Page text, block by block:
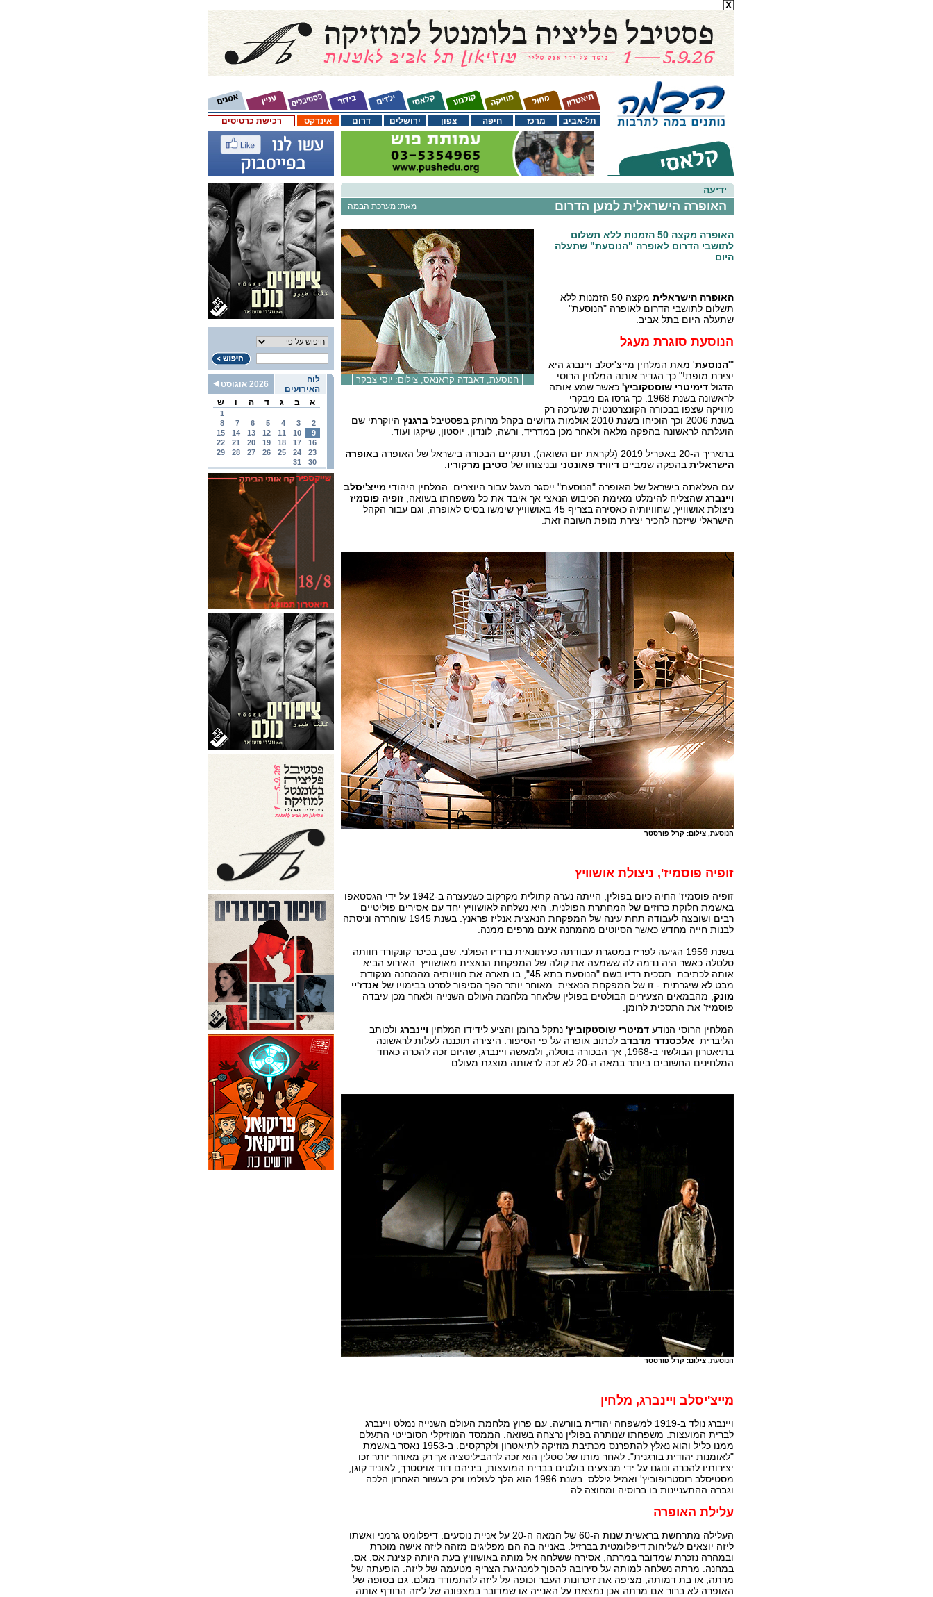
רכישת כרטיסים אינדקס דרום ירושלים צפון חיפה מרכז תל-אביב
לוח
האירועים
2026 אוגוסט
א
ב ג ד ה ו ש
1
2
3
4
5
6
7
8
9
10
11
12
13
14
15
16
17
18
19
20
21
22
23
24
25
26
27
28
29
30
31
ידיעה
מאת: מערכת הבמה האופרה הישראלית למען הדרום
הנוסעת, דאבדה קראנאס, צילום: יוסי צבקר
האופרה מקצה 50 הזמנות ללא תשלום
לתושבי הדרום לאופרה "הנוסעת" שתעלה
היום
האופרה הישראלית
מקצה 50 הזמנות ללא
תשלום לתושבי הדרום לאופרה "הנוסעת"
שתעלה היום בתל אביב.
הנוסעת סוגרת מעגל
"'הנוסעת' מאת המלחין מייצ'יסלב ויינברג היא
יצירת מופת!" כך הגדיר אותה המלחין הרוסי
הדגול דימיטרי שוסטקוביץ' כאשר שמע אותה
לראשונה בשנת 1968. כך גרסו גם מבקרי
מוזיקה שצפו בבכורה הקונצרטנטית שנערכה רק
בשנת 2006 וכך הוכיחו בשנת 2010 אולמות גדושים בקהל מרותק בפסטיבל
ברגנץ היוקרתי שם
הועלתה לראשונה בהפקה מלאה ולאחר מכן במדריד, ורשה, לונדון, יוסטון, שיקגו ועוד.
בתאריך ה-20 באפריל 2019 (לקראת יום השואה), תתקיים הבכורה בישראל של האופרה ב
אופרה
הישראלית בהפקה שמביים דיוויד פאונטני ובניצוחו של סטיבן מרקוריו
עם העלאתה בישראל של האופרה "הנוסעת" ייסגר מעגל עבור היוצרים: המלחין היהודי מייצ'יסלב
ויינברג שהצליח להימלט מאימת הכיבוש הנאצי אך איבד את כל משפחתו בשואה, זופיה פוסמיז
ניצולת אושוויץ, שחוויותיה כאסירה בצריף 45 באושוויץ שימשו בסיס לאופרה, וגם עבור הקהל
הישראלי שיזכה להכיר יצירת מופת חשובה זאת.
הנוסעת, צילום: קרל פורסטר
זופיה פוסמיז', ניצולת אושוויץ
זופיה פוסמיז' החיה כיום בפולין, הייתה נערה קתולית מקרקוב כשנעצרה ב-1942 על ידי הגסטאפו
באשמת חלוקת כרוזים של המחתרת הפולנית. היא נשלחה לאושוויץ יחד עם אסירים פוליטיים
רבים ושובצה לעבודה תחת עינה של המפקחת הנאצית אנליז פראנץ. בשנת 1945 שוחררה וניסתה
לבנות חייה מחדש כאשר הסיוטים מהמחנה אינם מרפים ממנה.
בשנת 1959 הגיעה לפריז במסגרת עבודתה כעיתונאית ברדיו הפולני. שם, בכיכר קונקורד חוותה
טלטלה כאשר היה נדמה לה ששמעה את קולה של המפקחת הנאצית מאושוויץ. האירוע הביא
אותה לכתיבת תסכית רדיו בשם "הנוסעת בתא 45", בו תארה את חוויותיה מהמחנה מנקודת
מבט לא שיגרתית - זו של המפקחת הנאצית. מאוחר יותר הפך הסיפור לסרט בבימויו של אנדז'יי
מונק , מהבמאים הצעירים הבולטים בפולין שלאחר מלחמת העולם השנייה ולאחר מכן עיבדה
פוסמיז' את התסכית לרומן.
המלחין הרוסי הנודע דמיטרי שוסטקוביץ' נתקל ברומן והציע לידידו המלחין ויינברג ולכותב
הליברית אלכסנדר מדבדב לכתוב אופרה על פי הסיפור. היצירה תוכננה לעלות לראשונה
בתיאטרון הבולשוי ב-1968, אך הבכורה בוטלה, ולמעשה ויינברג, שהיום זכה להכרה כאחד
המלחינים החשובים ביותר במאה ה-20 לא זכה לראותה מוצגת מעולם.
הנוסעת, צילום: קרל פורסטר
מייצ'יסלב ויינברג, מלחין
ויינברג נולד ב-1919 למשפחה יהודית בוורשה. עם פרוץ מלחמת העולם השנייה נמלט ויינברג
לברית המועצות. משפחתו שנותרה בפולין נרצחה בשואה. הממסד המוזיקלי הסובייטי התעלם
ממנו כליל והוא נאלץ להתפרנס מכתיבת מוזיקה לתיאטרון ולקרקסים. ב-1953 נאסר באשמת
"לאומנות יהודית בורגנית". לאחר מותו של סטלין הוא זכה לרהביליטציה אך רק מאוחר יותר זכו
יצירותיו להכרה ונוגנו על ידי מבצעים בולטים בברית המועצות, ביניהם דוד אויסטרך, לאוניד קוגן,
מסטיסלב רוסטרופוביץ' ואמיל גיללס. בשנת 1996 הוא הלך לעולמו ורק בעשור האחרון הלכה
וגברה ההתעניינות בו ברוסיה ומחוצה לה.
עלילת האופרה
העלילה מתרחשת בראשית שנות ה-60 של המאה ה-20 על אניית נוסעים. דיפלומט גרמני ואשתו
ליזה יוצאים לשליחות דיפלומטית בברזיל. באנייה בה הם מפליגים מזהה ליזה אישה מוכרת
ובמהרה נזכרת שמדובר במרתה, אסירה ששלחה אל מותה באושוויץ בעת היותה קצינת אס. אס.
במחנה. מרתה נשלחה למותה על סירובה להפוך למנהיגת הצריף מטעמה של ליזה. הופעתה של
מרתה, או בת דמותה, מציפה את זיכרונות העבר וכופה על ליזה להתמודד מולם. גם בסופה של
האופרה לא ברור אם מרתה אכן נמצאת על האנייה או שמדובר במצפונה של ליזה הרודף אותה.